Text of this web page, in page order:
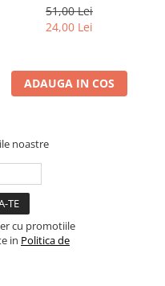
51,00 Lei
24,00 Lei
ADAUGA IN COS
noastre
cu promotiile
in Politica de